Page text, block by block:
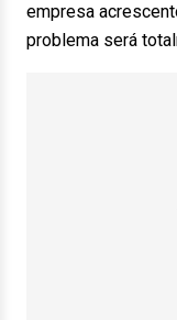
empresa
problema será